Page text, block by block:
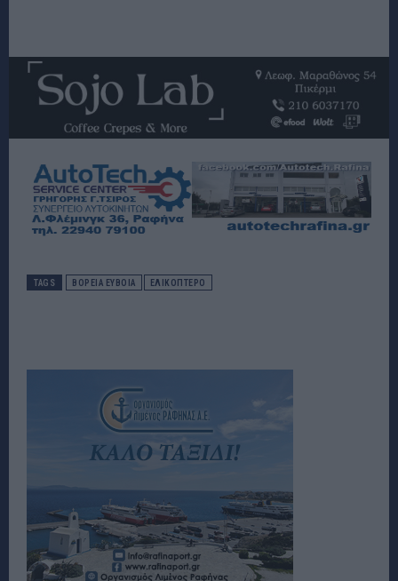
TAGS ΒΟΡΕΙΑ ΕΥΒΟΙΑ ΕΛΙΚΟΠΤΕΡΟ